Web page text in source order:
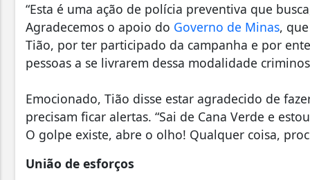
“Esta é uma ação de polícia preventiva que
Agradecemos o apoio do Governo de Minas,
Tião, por ter participado da campanha e por
pessoas a se livrarem dessa modalidade
Emocionado, Tião disse estar agradecido de
precisam ficar alertas. “Sai de Cana Verde e
O golpe existe, abre o olho! Qualquer coisa,
União de esforços